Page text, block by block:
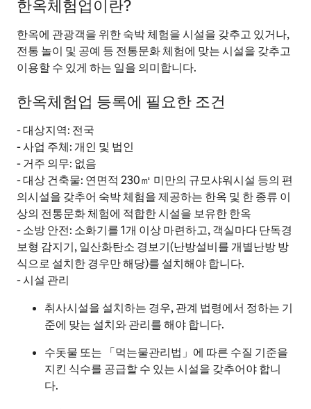
한옥체험업이란?
한옥에 관광객을 위한 숙박 체험을 시설을 갖추고 있거나,
전통 놀이 및 공예 등 전통문화 체험에 맞는 시설을 갖추고
이용할 수 있게 하는 일을 의미합니다.
한옥체험업 등록에 필요한 조건
- 대상지역: 전국
- 사업 주체: 개인 및 법인
- 거주 의무: 없음
- 대상 건축물: 연면적 230㎡ 미만의 규모샤워시설 등의 편
의시설을 갖추어 숙박 체험을 제공하는 한옥 및 한 종류 이
상의 전통문화 체험에 적합한 시설을 보유한 한옥
- 소방 안전: 소화기를 1개 이상 마련하고, 객실마다 단독경
보형 감지기, 일산화탄소 경보기(난방설비를 개별난방 방
식으로 설치한 경우만 해당)를 설치해야 합니다.
- 시설 관리
취사시설을 설치하는 경우, 관계 법령에서 정하는 기
준에 맞는 설치와 관리를 해야 합니다.
수돗물 또는 「먹는물관리법」에 따른 수질 기준을
지킨 식수를 공급할 수 있는 시설을 갖추어야 합니
다.